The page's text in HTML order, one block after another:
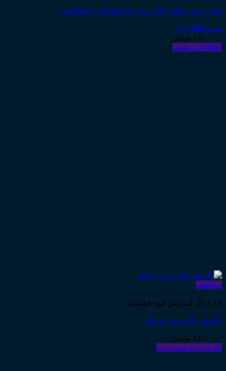
تعدد جرم ـ علمی کاربردی (با اصلاحات و اضافات)
نمره 4.00 از 5
۱۸۰,۰۰۰ تومان
اطلاعات بیشتر
مشاهده
اداره کل آموزش قوه قضاییه
نگرشی کاربردی به چک
۱۸۰,۰۰۰ تومان
افزودن به سبد خرید